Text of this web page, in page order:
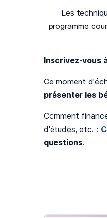
Les
programme
Inscrivez-vous
Ce moment
présenter les
Comment
d'études, etc. :
questions.